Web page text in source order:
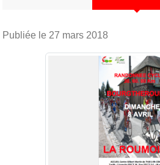
Publiée le 27 mars 2018